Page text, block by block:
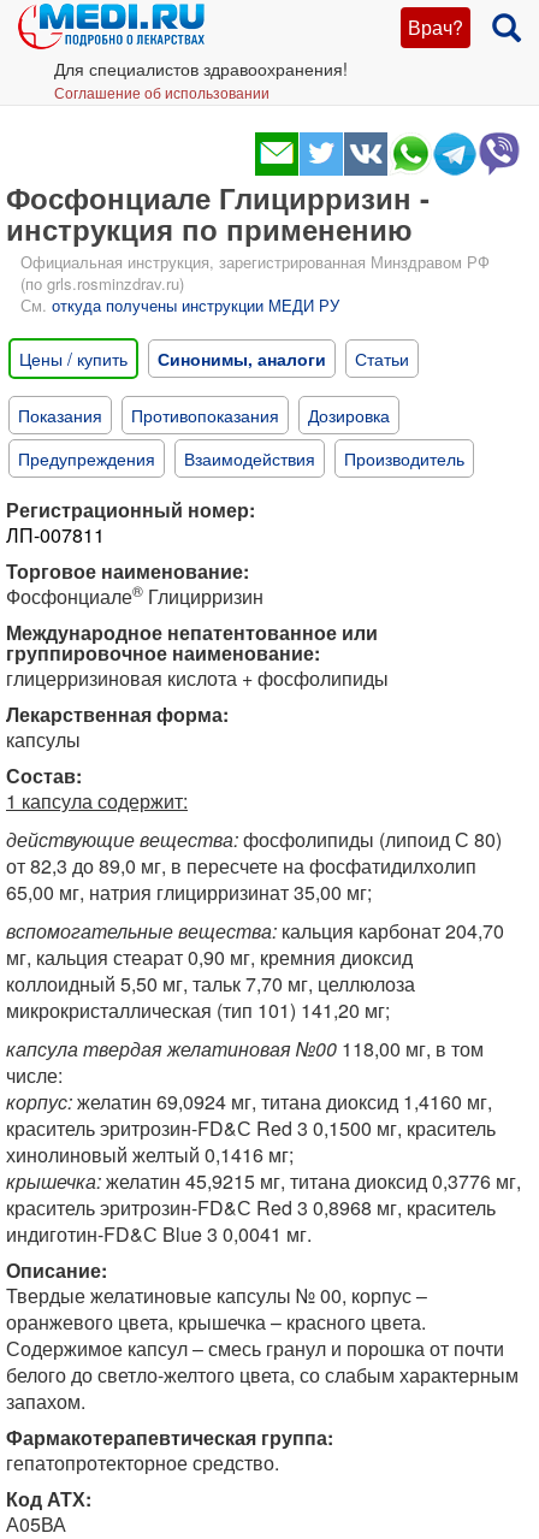
Врач?
Для специалистов здравоохранения!
Соглашение об использовании
Фосфонциале Глицирризин -
инструкция по применению
Официальная инструкция, зарегистрированная Минздравом РФ
(по grls.rosminzdrav.ru)
См. откуда получены инструкции МЕДИ РУ
Цены / купить Синонимы, аналоги Статьи
Показания Противопоказания
Дозировка
Предупреждения
Взаимодействия Производитель
Регистрационный номер:
ЛП-007811
Торговое наименование:
Фосфонциале® Глицирризин
Международное непатентованное или
группировочное наименование:
глицерризиновая кислота + фосфолипиды
Лекарственная форма:
капсулы
Состав:
1 капсула содержит:
действующие вещества:фосфолипиды (липоид С 80)
от 82,3 до 89,0 мг, в пересчете на фосфатидилхолип
65,00 мг, натрия глицирризинат 35,00 мг;
вспомогательные вещества: кальция карбонат 204,70
мг, кальция стеарат 0,90 мг, кремния диоксид
коллоидный 5,50 мг, тальк 7,70 мг, целлюлоза
микрокристаллическая (тип 101) 141,20 мг;
капсула твердая желатиновая №00 118,00 мг, в том
числе:
корпус:желатин 69,0924 мг, титана диоксид 1,4160 мг,
краситель эритрозин-FD&С Red 3 0,1500 мг, краситель
хинолиновый желтый 0,1416 мг;
крышечка:желатин 45,9215 мг, титана диоксид 0,3776 мг,
краситель эритрозин-FD&С Red 3 0,8968 мг, краситель
индиготин-FD&С Blue 3 0,0041 мг.
Описание:
Твердые желатиновые капсулы № 00, корпус –
оранжевого цвета, крышечка – красного цвета.
Содержимое капсул – смесь гранул и порошка от почти
белого до светло-желтого цвета, со слабым характерным
запахом.
Фармакотерапевтическая группа:
гепатопротекторное средство.
Код АТХ:
А05ВА